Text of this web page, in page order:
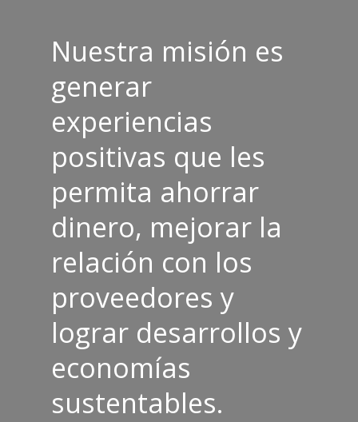
Nuestra misión es
generar
experiencias
positivas que les
permita ahorrar
dinero, mejorar la
relación con los
proveedores y
lograr desarrollos y
economías
sustentables.